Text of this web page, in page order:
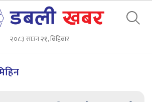
२०८३ साउन २१, बिहिबार